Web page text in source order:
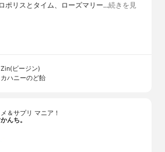
ポリスとタイム、ローズマリー…続きを見
Zin(ビージン)
ハニーのど飴
＆サプリ マニア！
んち。